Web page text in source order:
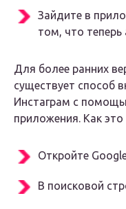
Зайдите в
том, что теперь
Для более ранних
существует способ
Инстаграм с
приложения. Как это
Откройте
В поисковой